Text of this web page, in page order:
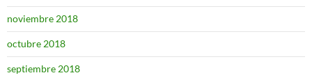
noviembre 2018
octubre 2018
septiembre 2018